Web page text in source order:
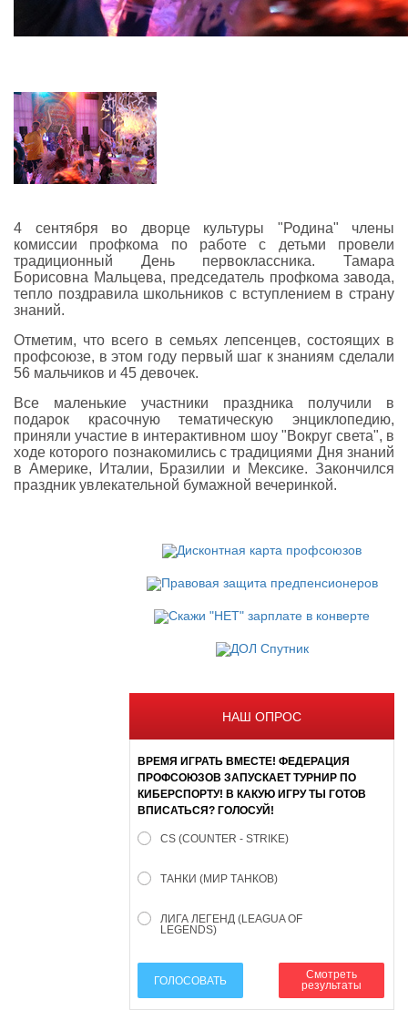
4 сентября во дворце культуры "Родина" члены
комиссии профкома по работе с детьми провели
традиционный День первоклассника. Тамара
Борисовна Мальцева, председатель профкома завода,
тепло поздравила школьников с вступлением в страну
знаний.
Отметим, что всего в семьях лепсенцев, состоящих в
профсоюзе, в этом году первый шаг к знаниям сделали
56 мальчиков и 45 девочек.
Все маленькие участники праздника получили в
подарок красочную тематическую энциклопедию,
приняли участие в интерактивном шоу "Вокруг света", в
ходе которого познакомились с традициями Дня знаний
в Америке, Италии, Бразилии и Мексике. Закончился
праздник увлекательной бумажной вечеринкой.
НАШ ОПРОС
ВРЕМЯ ИГРАТЬ ВМЕСТЕ! ФЕДЕРАЦИЯ
ПРОФСОЮЗОВ ЗАПУСКАЕТ ТУРНИР ПО
КИБЕРСПОРТУ! В КАКУЮ ИГРУ ТЫ ГОТОВ
ВПИСАТЬСЯ? ГОЛОСУЙ!
CS (COUNTER - STRIKE)
ТАНКИ (МИР ТАНКОВ)
ЛИГА ЛЕГЕНД (LEAGUA OF
LEGENDS)
ГОЛОСОВАТЬ
Смотреть
результаты